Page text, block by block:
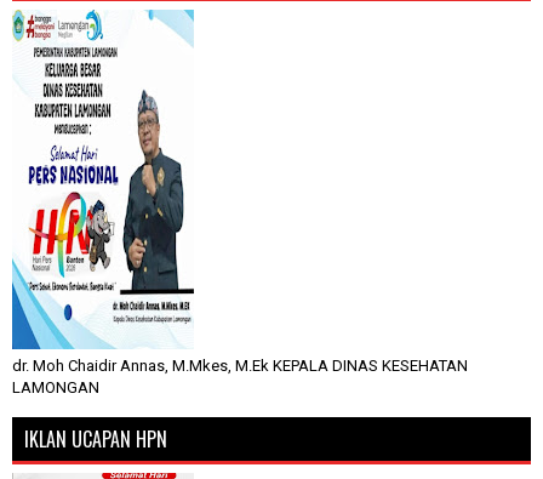
dr. Moh Chaidir Annas, M.Mkes, M.Ek KEPALA DINAS KESEHATAN
LAMONGAN
IKLAN UCAPAN HPN